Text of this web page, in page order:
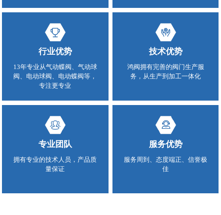
行业优势
13年专业从气动蝶阀、气动球
阀、电动球阀、电动蝶阀等，
专注更专业
技术优势
鸿阀拥有完善的阀门生产服
务，从生产到加工一体化
专业团队
拥有专业的技术人员，产品质
量保证
服务优势
服务周到、态度端正、信誉极
佳